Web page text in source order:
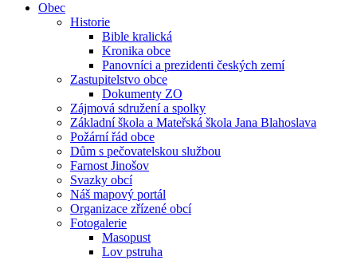
Obec
Historie
Bible kralická
Kronika obce
Panovníci a prezidenti českých zemí
Zastupitelstvo obce
Dokumenty ZO
Zájmová sdružení a spolky
Základní škola a Mateřská škola Jana Blahoslava
Požární řád obce
Dům s pečovatelskou službou
Farnost Jinošov
Svazky obcí
Náš mapový portál
Organizace zřízené obcí
Fotogalerie
Masopust
Lov pstruha